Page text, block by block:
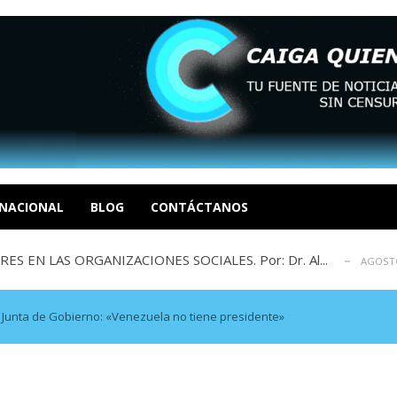
BLOG CONTÁCTANOS
costo del colapso eléctrico en... AGOSTO 7, 2026
Por Dayana Cristina Duzoglou L. AGOSTO 6, 2026
apagones y promesas incumplidas...
EN LAS ORGANIZACIONES SOCIALES. Por: Dr. Al...
en la política: distinc... AGOSTO 7, 2026
costo del colapso eléctrico en... AGOSTO 7, 2026
Por Dayana Cristina Duzoglou L. AGOSTO 6, 2026
apagones y promesas incumplidas... AGOSTO 6, 2026
de Gobierno: «Venezuela no tiene presidente»